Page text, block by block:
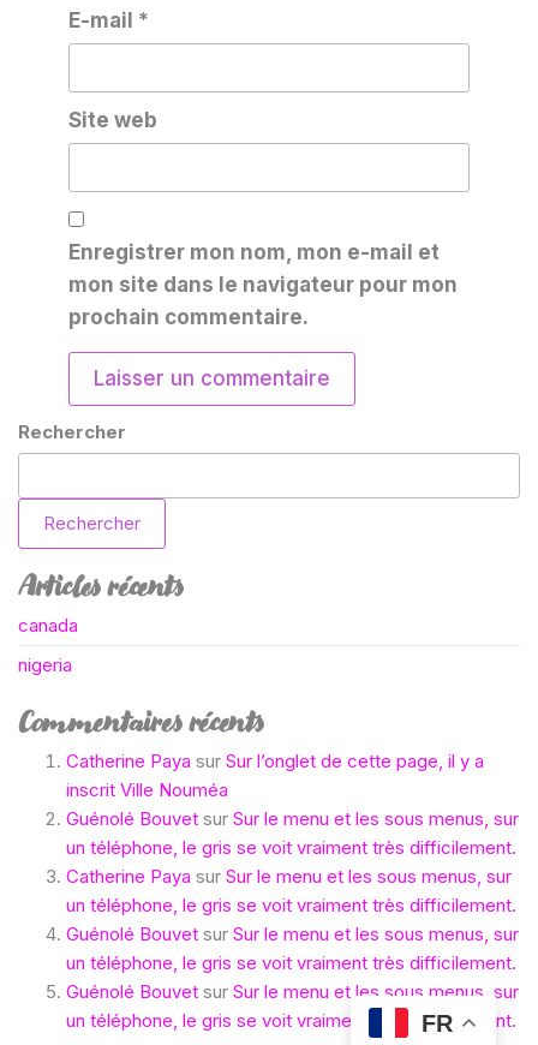
E-mail *
Site web
Enregistrer mon nom, mon e-mail et
mon site dans le navigateur pour mon
prochain commentaire.
Rechercher
Rechercher
Articles récents
canada
nigeria
Commentaires récents
Catherine Paya sur Sur l’onglet de cette page, il y a
inscrit Ville Nouméa
Guénolé Bouvet sur Sur le menu et les sous menus, sur
un téléphone, le gris se voit vraiment très difficilement.
Catherine Paya sur Sur le menu et les sous menus, sur
un téléphone, le gris se voit vraiment très difficilement.
Guénolé Bouvet sur Sur le menu et les sous menus, sur
un téléphone, le gris se voit vraiment très difficilement.
Guénolé Bouvet sur Sur le menu et les sous menus, sur
un téléphone, le gris se voit vraiment très difficilement.
FR